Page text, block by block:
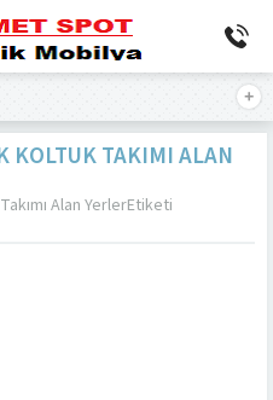
KOLTUK TAKIMI ALAN
Alan YerlerEtiketi